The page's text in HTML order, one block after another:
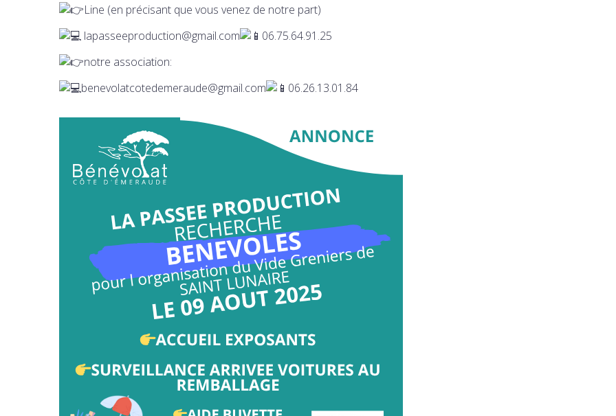
Line (en précisant que vous venez de notre part)
lapasseeproduction@gmail.com
06.75.64.91.25
notre association:
benevolatcotedemeraude@gmail.com
06.26.13.01.84